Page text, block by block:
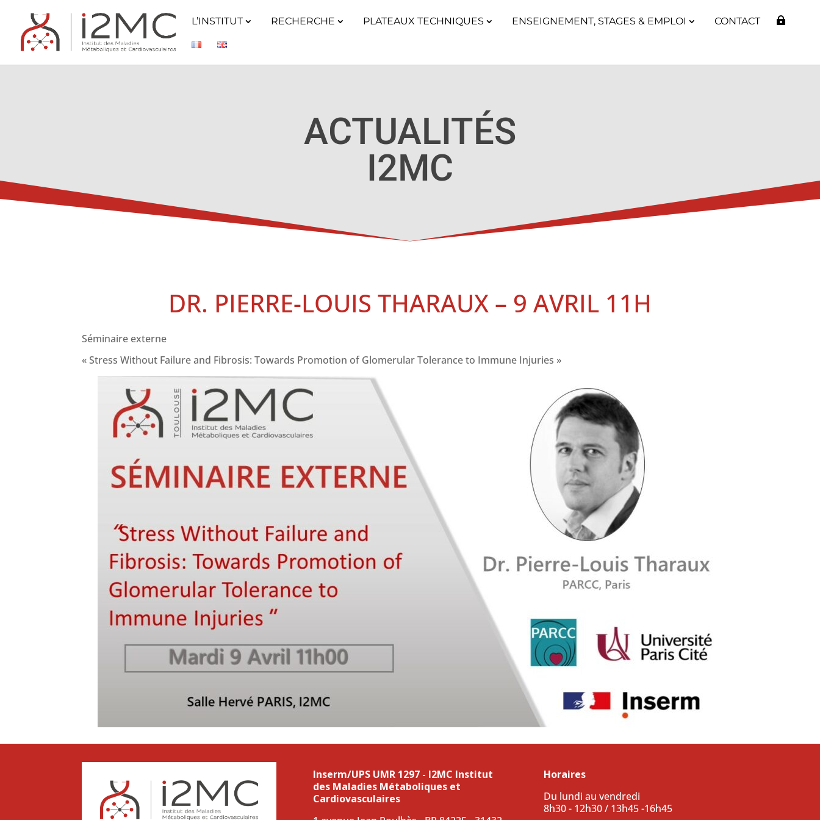
L’INSTITUT RECHERCHE PLATEAUX TECHNIQUES ENSEIGNEMENT, STAGES & EMPLOI CONTACT
ACTUALITÉS
I2MC
DR. PIERRE-LOUIS THARAUX – 9 AVRIL 11H
Séminaire externe
« Stress Without Failure and Fibrosis: Towards Promotion of Glomerular Tolerance to Immune Injuries »
Inserm/UPS UMR 1297 - I2MC Institut
des Maladies Métaboliques et
Cardiovasculaires
Horaires
Du lundi au vendredi
8h30 - 12h30 / 13h45 -16h45